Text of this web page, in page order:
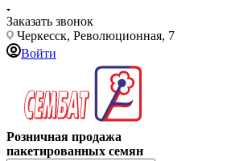
Заказать звонок
Черкесск, Революционная, 7
Войти
Розничная продажа
пакетированных семян